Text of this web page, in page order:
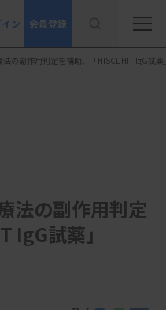
ン 会員登録
法の副作用判定を補助、「HISCL HIT IgG試薬
法の副作用判定
IgG試薬」